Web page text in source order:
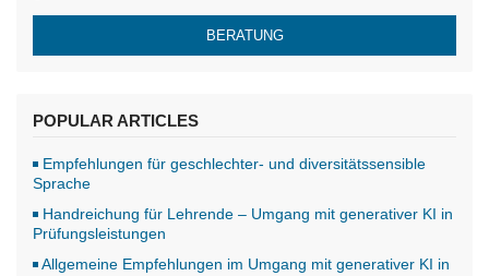
BERATUNG
POPULAR ARTICLES
Empfehlungen für geschlechter- und diversitätssensible
Sprache
Handreichung für Lehrende – Umgang mit generativer KI in
Prüfungsleistungen
Allgemeine Empfehlungen im Umgang mit generativer KI in